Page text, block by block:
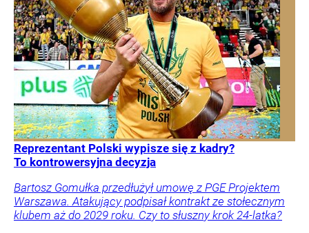
Reprezentant Polski wypisze się z kadry?
To kontrowersyjna decyzja
Bartosz Gomułka przedłużył umowę z PGE Projektem
Warszawa. Atakujący podpisał kontrakt ze stołecznym
klubem aż do 2029 roku. Czy to słuszny krok 24-latka?